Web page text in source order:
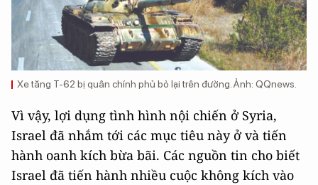
Xe tăng T-62 bị quân chính phủ bỏ lại trên đường. Ảnh: QQnews.
Vì vậy, lợi dụng tình hình nội chiến ở Syria,
Israel đã nhắm tới các mục tiêu này ở và tiến
hành oanh kích bừa bãi. Các nguồn tin cho biết
Israel đã tiến hành nhiều cuộc không kích vào